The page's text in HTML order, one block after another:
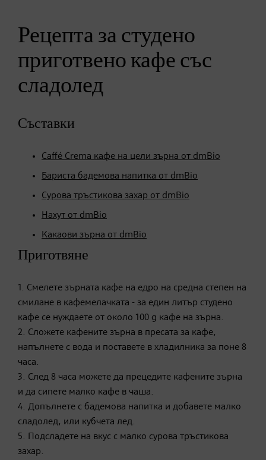
Рецепта за студено
приготвено кафе със
сладолед
Съставки
Caffé Crema кафе на цели зърна от dmBio
​Бариста бадемова напитка от dmBio
Сурова тръстикова захар от dmBio
Нахут от dmBio
Какаови зърна от dmBio
Приготвяне
1. Смелете зърната кафе на едро на средна степен на
смилане в кафемелачката - за един литър студено
кафе се нуждаете от около 100 g кафе на зърна.
2. Сложете кафените зърна в пресата за кафе,
напълнете с вода и поставете в хладилника за поне 8
часа.
3. След 8 часа можете да прецедите кафените зърна
и да сипете малко кафе в чаша.
4. Допълнете с бадемова напитка и добавете малко
сладолед, или кубчета лед.
5. Подсладете на вкус с малко сурова тръстикова
захар.